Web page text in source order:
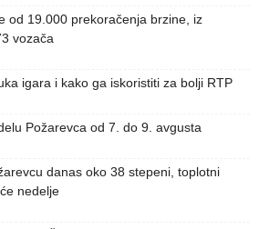
od 19.000 prekoračenja brzine, iz
vozača
igara i kako ga iskoristiti za bolji RTP
Požarevca od 7. do 9. avgusta
danas oko 38 stepeni, toplotni
nedelje